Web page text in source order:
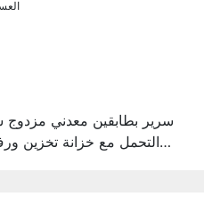
سرير بطابقين معدني مزدوج
التحمل مع خزانة تخزين